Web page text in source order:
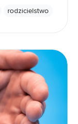
rodzicielstwo